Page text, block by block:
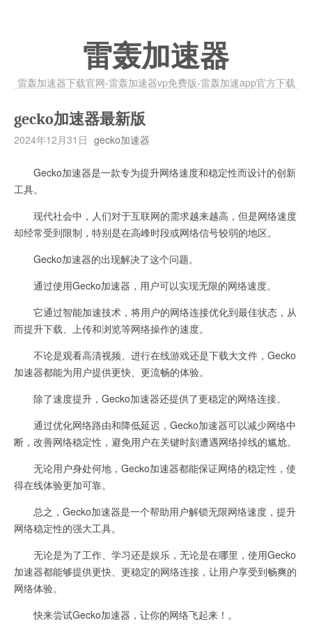
雷轰加速器
雷轰加速器下载官网-雷轰加速器vp免费版-雷轰加速app官方下载
gecko加速器最新版
2024年12月31日 gecko加速器
Gecko加速器是一款专为提升网络速度和稳定性而设计的创新
工具。
现代社会中，人们对于互联网的需求越来越高，但是网络速度
却经常受到限制，特别是在高峰时段或网络信号较弱的地区。
Gecko加速器的出现解决了这个问题。
通过使用Gecko加速器，用户可以实现无限的网络速度。
它通过智能加速技术，将用户的网络连接优化到最佳状态，从
而提升下载、上传和浏览等网络操作的速度。
不论是观看高清视频、进行在线游戏还是下载大文件，Gecko
加速器都能为用户提供更快、更流畅的体验。
除了速度提升，Gecko加速器还提供了更稳定的网络连接。
通过优化网络路由和降低延迟，Gecko加速器可以减少网络中
断，改善网络稳定性，避免用户在关键时刻遭遇网络掉线的尴尬。
无论用户身处何地，Gecko加速器都能保证网络的稳定性，使
得在线体验更加可靠。
总之，Gecko加速器是一个帮助用户解锁无限网络速度，提升
网络稳定性的强大工具。
无论是为了工作、学习还是娱乐，无论是在哪里，使用Gecko
加速器都能够提供更快、更稳定的网络连接，让用户享受到畅爽的
网络体验。
快来尝试Gecko加速器，让你的网络飞起来！。